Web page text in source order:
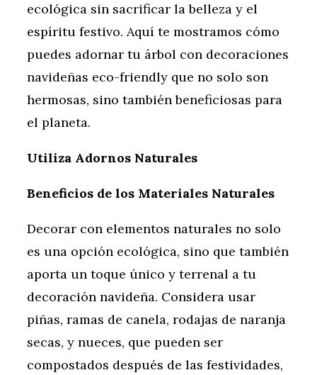
ecológica sin sacrificar la belleza y el
espíritu festivo. Aquí te mostramos cómo
puedes adornar tu árbol con decoraciones
navideñas eco-friendly que no solo son
hermosas, sino también beneficiosas para
el planeta.
Utiliza Adornos Naturales
Beneficios de los Materiales Naturales
Decorar con elementos naturales no solo
es una opción ecológica, sino que también
aporta un toque único y terrenal a tu
decoración navideña. Considera usar
piñas, ramas de canela, rodajas de naranja
secas, y nueces, que pueden ser
compostados después de las festividades,